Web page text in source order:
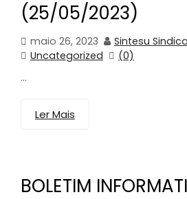
(25/05/2023)
maio 26, 2023
Sintesu
Uncategorized
(0)
...
Ler Mais
BOLETIM